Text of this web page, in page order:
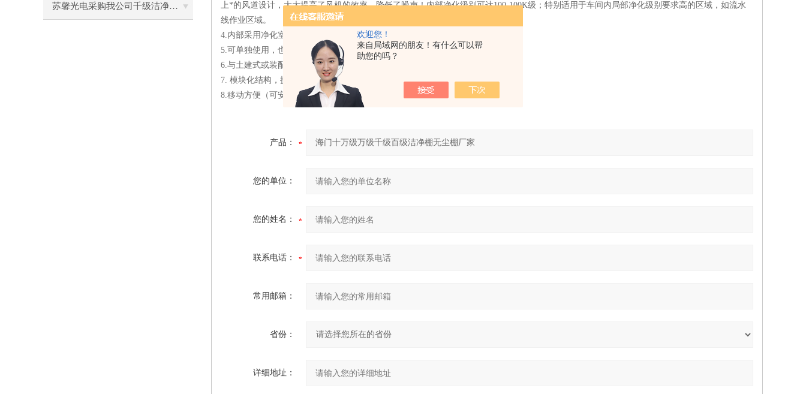
欢迎您！
来自局域网的朋友！有什么可以帮
助您的吗？
苏馨光电采购我公司千级洁净棚普通工作台一批（7月07日）已顺利交货
上*的风道设计，大大提高了风机的效率、降低了噪声！内部净化级别可达100-100K级；特别适用于车间内局部净化级别要求高的区域，如流水
线作业区域。
4.内部采用净化室净化灯，不产尘；
5.可单独使用，也可组合使用。
6.与土建式或装配式百级洁净室相 比，投资少，见效快，安装简便，运行费用低。
7. 模块化结构，提高洁净度等级容易，扩展性强，且重复利用价值高
8.移动方便（可安装万向轮）
产品：
您的单位：
您的姓名：
联系电话：
常用邮箱：
省份：
详细地址：